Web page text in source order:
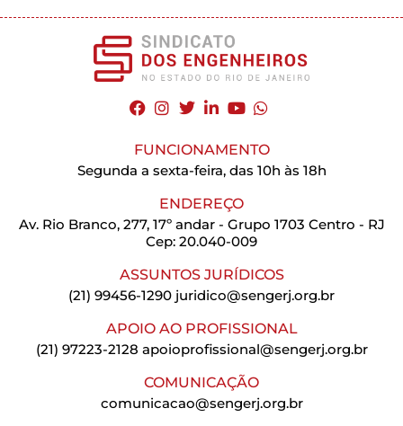
FUNCIONAMENTO
Segunda a sexta-feira, das 10h às 18h
ENDEREÇO
Av. Rio Branco, 277, 17º andar - Grupo 1703 Centro - RJ
Cep: 20.040-009
ASSUNTOS JURÍDICOS
(21) 99456-1290 juridico@sengerj.org.br
APOIO AO PROFISSIONAL
(21) 97223-2128 apoioprofissional@sengerj.org.br
COMUNICAÇÃO
comunicacao@sengerj.org.br